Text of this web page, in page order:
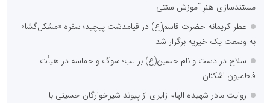
مستندسازی هنرِ آموزش سنتی
عطر کریمانه حضرت قاسم(ع) در قیامدشت پیچید؛ سفره «مشکل‌گشا»
به وسعت یک خیریه برگزار شد
سلاح در دست و نام حسین(ع) بر لب؛ سوگ و حماسه در هیأت
فاطمیون اشکنان
روایت مادر شهیده الهام زایری از پیوند شیرخوارگان حسینی با